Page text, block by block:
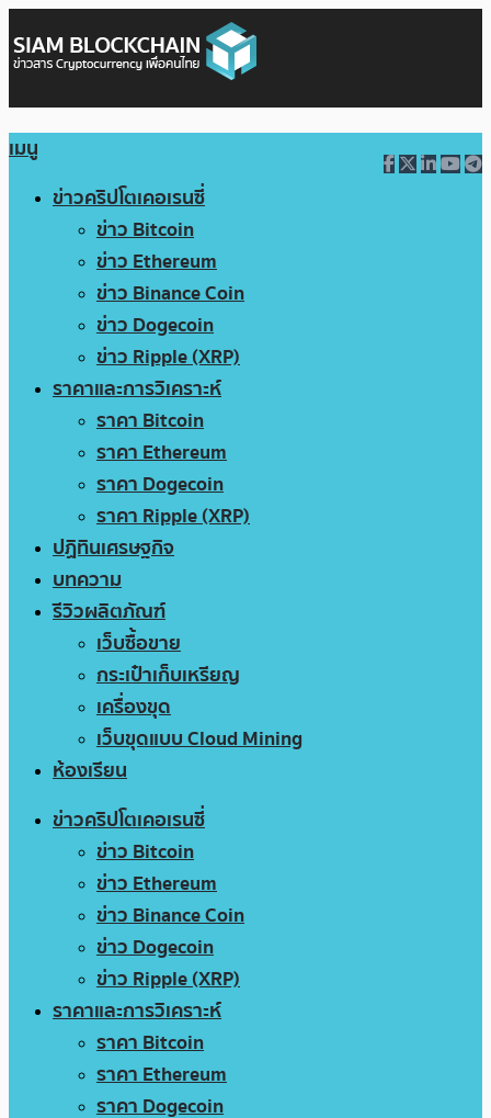
เมนู
ข่าวคริปโตเคอเรนซี่
ข่าว Bitcoin
ข่าว Ethereum
ข่าว Binance Coin
ข่าว Dogecoin
ข่าว Ripple (XRP)
ราคาและการวิเคราะห์
ราคา Bitcoin
ราคา Ethereum
ราคา Dogecoin
ราคา Ripple (XRP)
ปฏิทินเศรษฐกิจ
บทความ
รีวิวผลิตภัณฑ์
เว็บซื้อขาย
กระเป๋าเก็บเหรียญ
เครื่องขุด
เว็บขุดแบบ Cloud Mining
ห้องเรียน
ข่าวคริปโตเคอเรนซี่
ข่าว Bitcoin
ข่าว Ethereum
ข่าว Binance Coin
ข่าว Dogecoin
ข่าว Ripple (XRP)
ราคาและการวิเคราะห์
ราคา Bitcoin
ราคา Ethereum
ราคา Dogecoin